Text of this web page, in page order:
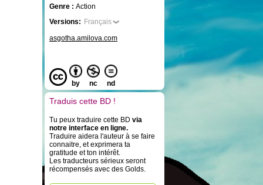
Genre : Action
Versions: Français
asgotha.amilova.com
by nc nd
Traduis cette BD !
Tu peux traduire cette BD via
notre interface en ligne.
Traduire aidera l'auteur à se faire
connaitre, et exprimera ta
gratitude et ton intérêt.
Les traducteurs sérieux seront
récompensés avec des Golds.